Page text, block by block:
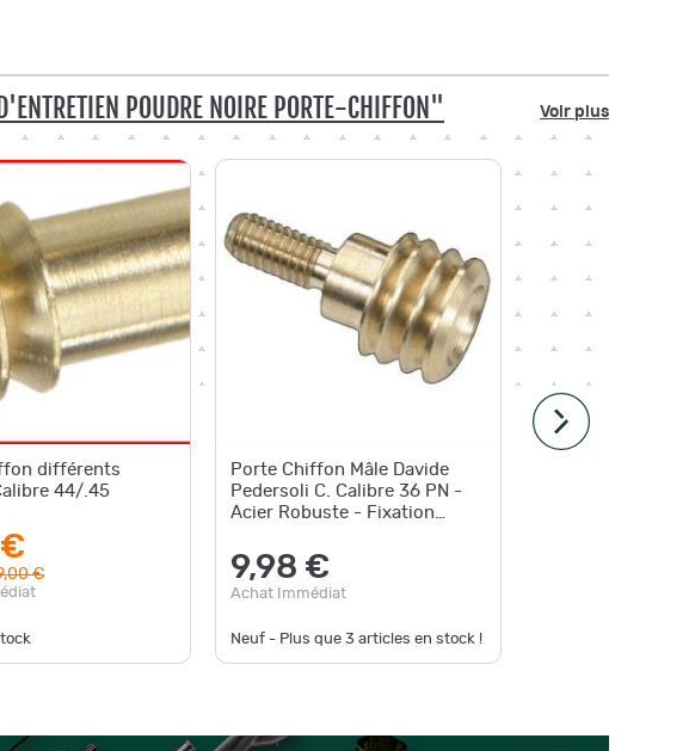
POUDRE NOIRE PORTE-CHIFFON" Voir plus
différents
44/.45
€
Porte Chiffon Mâle Davide
Pedersoli C. Calibre 36 PN -
Acier Robuste - Fixation
9,98 €
Achat Immédiat
Neuf - Plus que 3 articles en stock !